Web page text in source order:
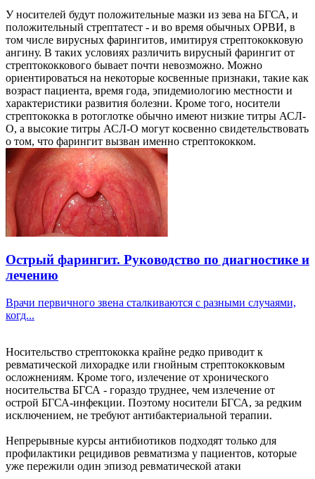
У носителей будут положительные мазки из зева на БГСА, и
положительный стрептатест - и во время обычных ОРВИ, в
том числе вирусных фарингитов, имитируя стрептококковую
ангину. В таких условиях различить вирусный фарингит от
стрептококкового бывает почти невозможно. Можно
ориентироваться на некоторые косвенные признаки, такие как
возраст пациента, время года, эпидемиологию местности и
характеристики развития болезни. Кроме того, носители
стрептококка в ротоглотке обычно имеют низкие титры АСЛ-
О, а высокие титры АСЛ-О могут косвенно свидетельствовать
о том, что фарингит вызван именно стрептококком.
Острый фарингит. Руководство по диагностике и
лечению
Врачи первичного звена сталкиваются с разными случаями,
когд...
Носительство стрептококка крайне редко приводит к
ревматической лихорадке или гнойным стрептококковым
осложнениям. Кроме того, излечение от хронического
носительства БГСА - гораздо труднее, чем излечение от
острой БГСА-инфекции. Поэтому носители БГСА, за редким
исключением, не требуют антибактериальной терапии.
Непрерывные курсы антибиотиков подходят только для
профилактики рецидивов ревматизма у пациентов, которые
уже пережили один эпизод ревматической атаки